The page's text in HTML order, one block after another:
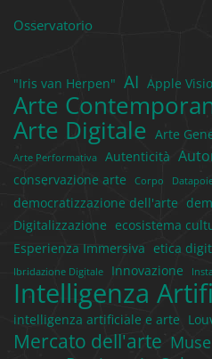
Osservatorio
"Iris van Herpen" AI Apple
Arte
Arte Digitale Arte
Arte Performativa Autenticità
conservazione arte
Corpo
democratizzazione dell'arte
Digitalizzazione ecosistema
Esperienza Immersiva etica
Ibridazione Digitale Innovazione
Intelligenza
intelligenza artificiale e arte
Mercato dell'arte